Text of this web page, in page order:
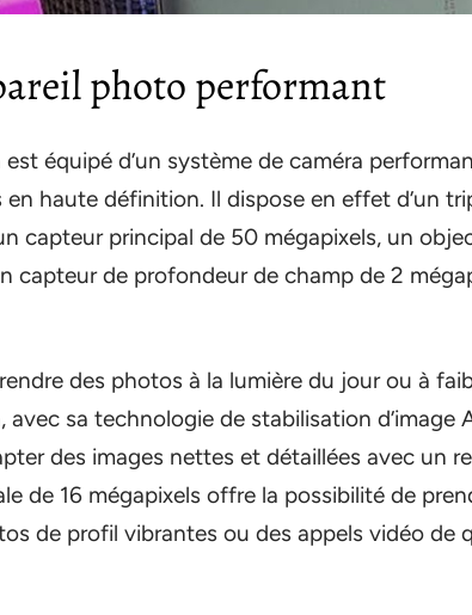
photo performant
est équipé d’un système de caméra
en haute définition. Il dispose en effet d’un
capteur principal de 50 mégapixels, un
capteur de profondeur de champ de 2
des photos à la lumière du jour ou à
avec sa technologie de stabilisation
des images nettes et détaillées avec un
de 16 mégapixels offre la possibilité de
de profil vibrantes ou des appels vidéo de